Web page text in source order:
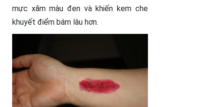
mực xăm màu đen và khiến kem che
khuyết điểm bám lâu hơn.